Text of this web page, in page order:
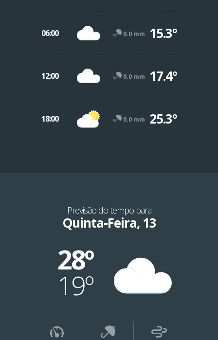
06:00 0.0 mm 15.3º
12:00 0.0 mm 17.4º
18:00 0.0 mm 25.3º
Previsão do tempo para
Quinta-Feira, 13
28º
19º